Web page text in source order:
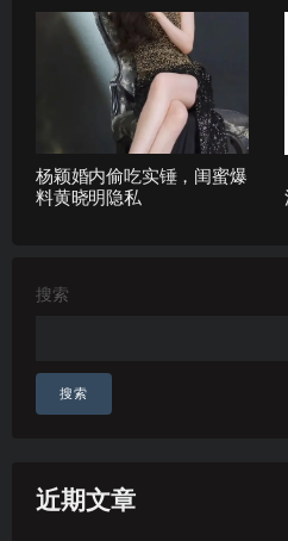
杨颖婚内偷吃实锤，闺蜜爆
料黄晓明隐私
搜索
搜索
近期文章